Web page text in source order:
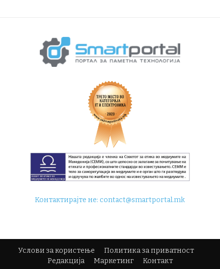
Контактирајте не:contact@smartportal.mk
Услови за користење
Политика за приватност
Редакција
Маркетинг Контакт